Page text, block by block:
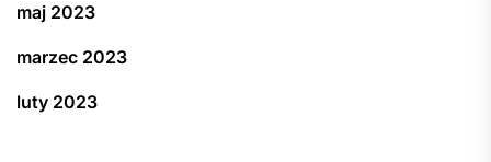
maj 2023
marzec 2023
luty 2023